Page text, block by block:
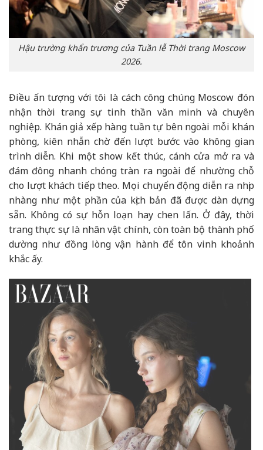
Hậu trường khẩn trương của Tuần lễ Thời trang Moscow
2026.
Điều ấn tượng với tôi là cách công chúng Moscow đón
nhận thời trang sự tinh thần văn minh và chuyên
nghiệp. Khán giả xếp hàng tuần tự bên ngoài mỗi khán
phòng, kiên nhẫn chờ đến lượt bước vào không gian
trình diễn. Khi một show kết thúc, cánh cửa mở ra và
đám đông nhanh chóng tràn ra ngoài để nhường chỗ
cho lượt khách tiếp theo. Mọi chuyển động diễn ra nhịp
nhàng như một phần của kịch bản đã được dàn dựng
sẵn. Không có sự hỗn loạn hay chen lấn. Ở đây, thời
trang thực sự là nhân vật chính, còn toàn bộ thành phố
dường như đồng lòng vận hành để tôn vinh khoảnh
khắc ấy.